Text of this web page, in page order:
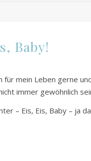
Baby!
mein Leben gerne
immer gewöhnlich
– Eis, Eis, Baby – ja